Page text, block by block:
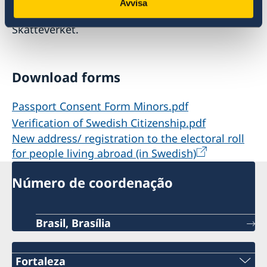
Avvisa
semanas para ser processado pelo
Skatteverket.
Download forms
Passport Consent Form Minors.pdf
Verification of Swedish Citizenship.pdf
New address/ registration to the electoral roll
for people living abroad (in Swedish)
Número de coordenação
Brasil, Brasília
Fortaleza